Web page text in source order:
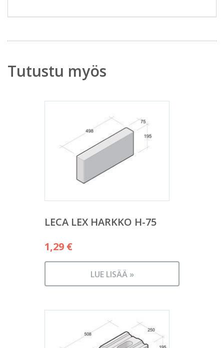
Tutustu myös
LECA LEX HARKKO H-75
1,29 €
LUE LISÄÄ »